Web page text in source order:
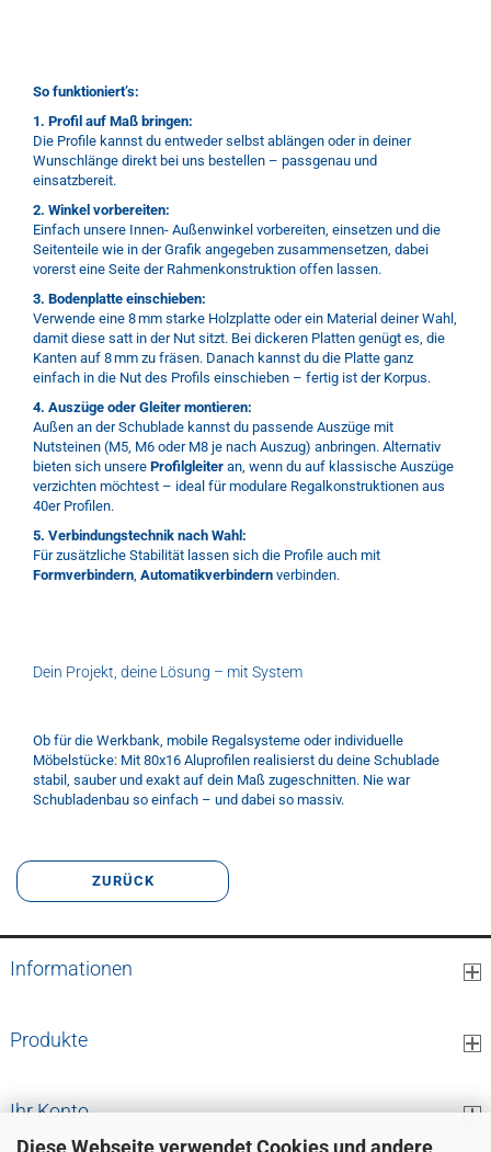
Diese Webseite verwendet Cookies und andere
So funktioniert’s:
1. Profil auf Maß bringen:
Die Profile kannst du entweder selbst ablängen oder in deiner
Wunschlänge direkt bei uns bestellen – passgenau und
einsatzbereit.
2. Winkel vorbereiten:
Einfach unsere Innen- Außenwinkel vorbereiten, einsetzen und die
Seitenteile wie in der Grafik angegeben zusammensetzen, dabei
vorerst eine Seite der Rahmenkonstruktion offen lassen.
3. Bodenplatte einschieben:
Verwende eine 8 mm starke Holzplatte oder ein Material deiner Wahl,
damit diese satt in der Nut sitzt. Bei dickeren Platten genügt es, die
Kanten auf 8 mm zu fräsen. Danach kannst du die Platte ganz
einfach in die Nut des Profils einschieben – fertig ist der Korpus.
4. Auszüge oder Gleiter montieren:
Außen an der Schublade kannst du passende Auszüge mit
Nutsteinen (M5, M6 oder M8 je nach Auszug) anbringen. Alternativ
bieten sich unsere Profilgleiter an, wenn du auf klassische Auszüge
verzichten möchtest – ideal für modulare Regalkonstruktionen aus
40er Profilen.
5. Verbindungstechnik nach Wahl:
Für zusätzliche Stabilität lassen sich die Profile auch mit
Formverbindern, Automatikverbindern verbinden.
Dein Projekt, deine Lösung – mit System
Ob für die Werkbank, mobile Regalsysteme oder individuelle
Möbelstücke: Mit 80x16 Aluprofilen realisierst du deine Schublade
stabil, sauber und exakt auf dein Maß zugeschnitten. Nie war
Schubladenbau so einfach – und dabei so massiv.
ZURÜCK
Informationen
Produkte
Ihr Konto